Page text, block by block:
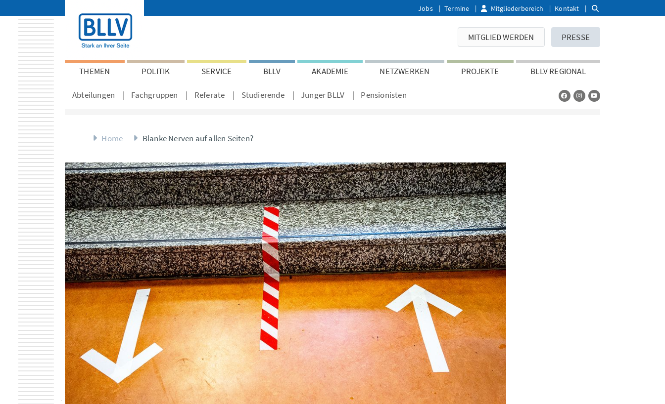
Jobs Termine Mitgliederbereich Kontakt
MITGLIED WERDEN PRESSE
THEMEN POLITIK SERVICE BLLV AKADEMIE NETZWERKEN PROJEKTE BLLV REGIONAL
Abteilungen Fachgruppen Referate Studierende Junger BLLV Pensionisten
Home Blanke Nerven auf allen Seiten?